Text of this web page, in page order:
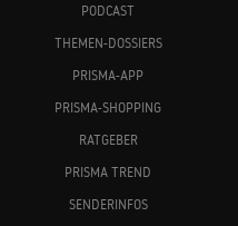
PODCAST
THEMEN-DOSSIERS
PRISMA-APP
PRISMA-SHOPPING
RATGEBER
PRISMA TREND
SENDERINFOS